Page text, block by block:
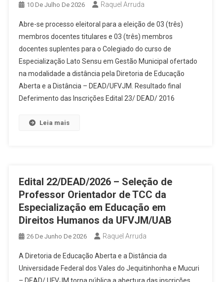
10 De Julho De 2026 Raquel Arruda
Abre-se processo eleitoral para a eleição de 03 (três)
membros docentes titulares e 03 (três) membros
docentes suplentes para o Colegiado do curso de
Especialização Lato Sensu em Gestão Municipal ofertado
na modalidade a distância pela Diretoria de Educação
Aberta e a Distância – DEAD/UFVJM. Resultado final
Deferimento das Inscrições Edital 23/ DEAD/ 2016
Leia mais
Edital 22/DEAD/2026 – Seleção de
Professor Orientador de TCC da
Especialização em Educação em
Direitos Humanos da UFVJM/UAB
26 De Junho De 2026 Raquel Arruda
A Diretoria de Educação Aberta e a Distância da
Universidade Federal dos Vales do Jequitinhonha e Mucuri